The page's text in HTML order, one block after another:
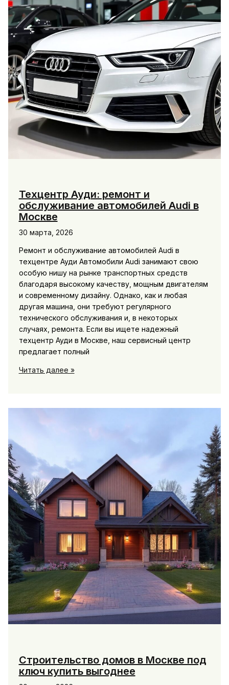
Техцентр Ауди: ремонт и
обслуживание автомобилей Audi в
Москве
30 марта, 2026
Ремонт и обслуживание автомобилей Audi в
техцентре Ауди Автомобили Audi занимают свою
особую нишу на рынке транспортных средств
благодаря высокому качеству, мощным двигателям
и современному дизайну. Однако, как и любая
другая машина, они требуют регулярного
технического обслуживания и, в некоторых
случаях, ремонта. Если вы ищете надежный
техцентр Ауди в Москве, наш сервисный центр
предлагает полный
Техцентр
в
Москве
Читать далее »
Строительство домов в Москве под
ключ купить выгоднее